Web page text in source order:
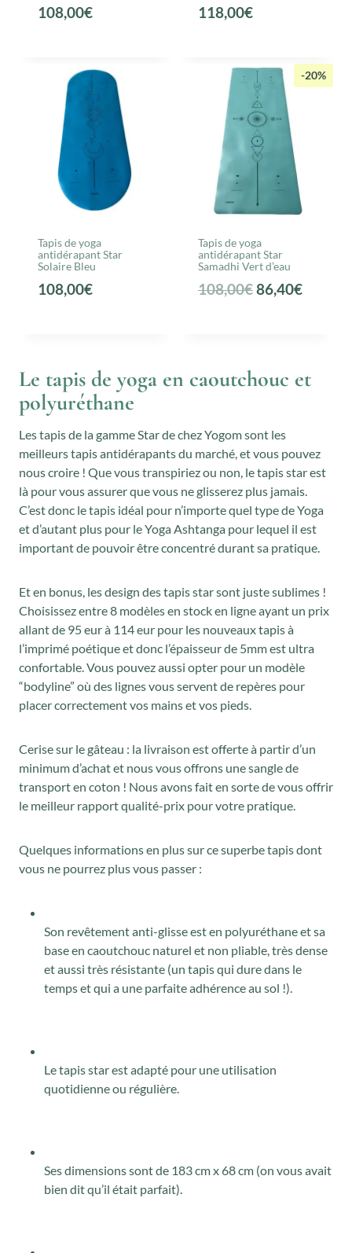
108,00€ 118,00€
Tapis de yoga
antidérapant Star
Solaire Bleu
108,00€
-20%
Tapis de yoga
antidérapant Star
Samadhi Vert d’eau
108,00€L
i
n
i
t
i
a
l
t
a
i
t
0
8
,
0
€
86,40€L
i
t
u
e
l
e
t
8
6
0
.
Le tapis de yoga en caoutchouc et
polyuréthane
Les tapis de la gamme Star de chez Yogom sont les
meilleurs tapis antidérapants du marché, et vous pouvez
nous croire ! Que vous transpiriez ou non, le tapis star est
là pour vous assurer que vous ne glisserez plus jamais.
C’est donc le tapis idéal pour n’importe quel type de Yoga
et d’autant plus pour le Yoga Ashtanga pour lequel il est
important de pouvoir être concentré durant sa pratique.
Et en bonus, les design des tapis star sont juste sublimes !
Choisissez entre 8 modèles en stock en ligne ayant un prix
allant de 95 eur à 114 eur pour les nouveaux tapis à
l’imprimé poétique et donc l’épaisseur de 5mm est ultra
confortable. Vous pouvez aussi opter pour un modèle
“bodyline” où des lignes vous servent de repères pour
placer correctement vos mains et vos pieds.
Cerise sur le gâteau : la livraison est offerte à partir d’un
minimum d’achat et nous vous offrons une sangle de
transport en coton ! Nous avons fait en sorte de vous offrir
le meilleur rapport qualité-prix pour votre pratique.
Quelques informations en plus sur ce superbe tapis dont
vous ne pourrez plus vous passer :
Son revêtement anti-glisse est en polyuréthane et sa
base en caoutchouc naturel et non pliable, très dense
et aussi très résistante (un tapis qui dure dans le
temps et qui a une parfaite adhérence au sol !).
Le tapis star est adapté pour une utilisation
quotidienne ou régulière.
Ses dimensions sont de 183 cm x 68 cm (on vous avait
bien dit qu’il était parfait).